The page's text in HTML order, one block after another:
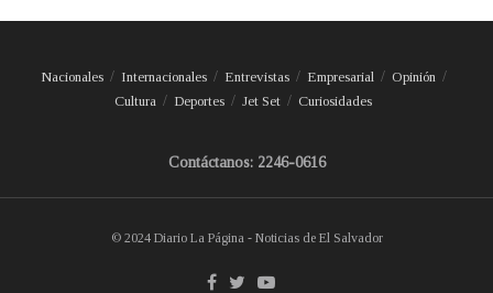
Nacionales Internacionales Entrevistas Empresarial
Opinión
Cultura
Deportes Jet Set Curiosidades
Contáctanos: 2246-0616
© 2024 Diario La Página - Noticias de El Salvador